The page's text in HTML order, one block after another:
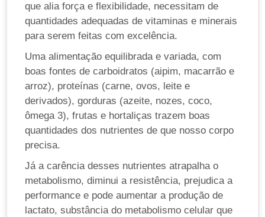
que alia força e flexibilidade, necessitam de
quantidades adequadas de vitaminas e minerais
para serem feitas com excelência.
Uma alimentação equilibrada e variada, com
boas fontes de carboidratos (aipim, macarrão e
arroz), proteínas (carne, ovos, leite e
derivados), gorduras (azeite, nozes, coco,
ômega 3), frutas e hortaliças trazem boas
quantidades dos nutrientes de que nosso corpo
precisa.
Já a carência desses nutrientes atrapalha o
metabolismo, diminui a resistência, prejudica a
performance e pode aumentar a produção de
lactato, substância do metabolismo celular que